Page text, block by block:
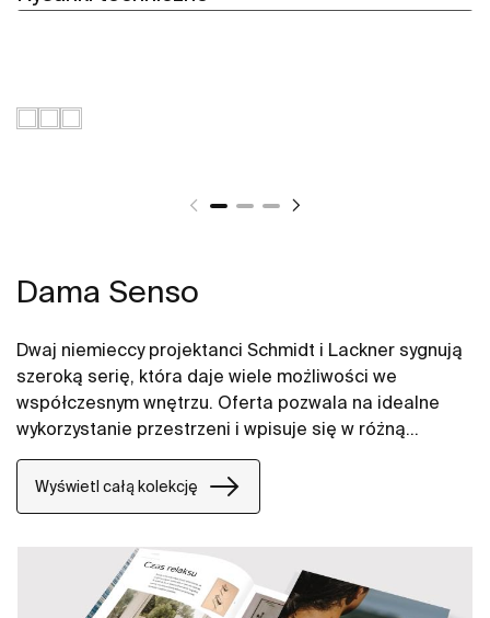
Dama Senso
Dwaj niemieccy projektanci Schmidt i Lackner sygnują
szeroką serię, która daje wiele możliwości we
współczesnym wnętrzu. Oferta pozwala na idealne
wykorzystanie przestrzeni i wpisuje się w różną
stylistykę.
Wyświetl całą kolekcję